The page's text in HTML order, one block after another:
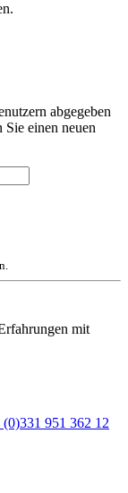
abgegeben
einen neuen
mit
(0)331 951 362 12